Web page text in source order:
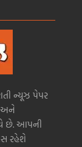
ન્યૂઝ પેપર
અને
છે. આપની
રહેશે